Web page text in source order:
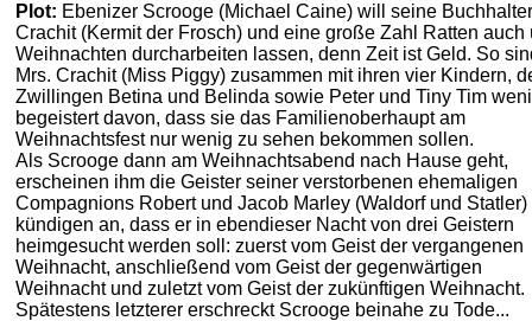
Plot: Ebenizer Scrooge (Michael Caine) will seine
Crachit (Kermit der Frosch) und eine große Zahl Ratten auch
Weihnachten durcharbeiten lassen, denn Zeit ist Geld. So
Mrs. Crachit (Miss Piggy) zusammen mit ihren vier Kindern,
Zwillingen Betina und Belinda sowie Peter und Tiny Tim
begeistert davon, dass sie das Familienoberhaupt am
Weihnachtsfest nur wenig zu sehen bekommen sollen.
Als Scrooge dann am Weihnachtsabend nach Hause geht,
erscheinen ihm die Geister seiner verstorbenen ehemaligen
Compagnions Robert und Jacob Marley (Waldorf und Statler)
kündigen an, dass er in ebendieser Nacht von drei Geistern
heimgesucht werden soll: zuerst vom Geist der vergangenen
Weihnacht, anschließend vom Geist der gegenwärtigen
Weihnacht und zuletzt vom Geist der zukünftigen Weihnacht.
Spätestens letzterer erschreckt Scrooge beinahe zu Tode...